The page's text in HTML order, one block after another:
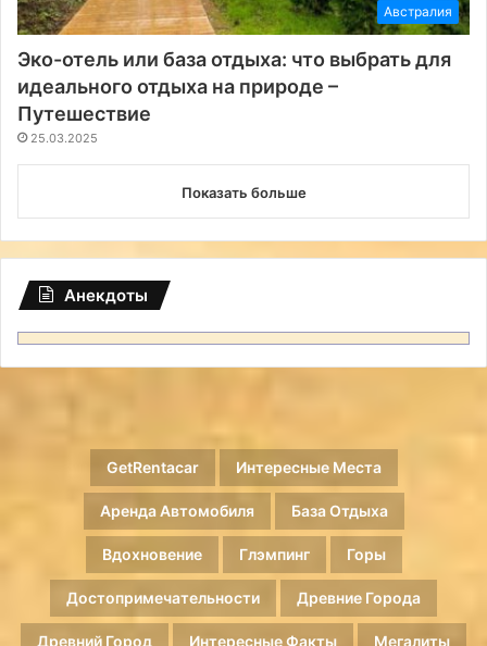
Австралия
Эко-отель или база отдыха: что выбрать для
идеального отдыха на природе –
Путешествие
25.03.2025
Показать больше
Анекдоты
GetRentacar Интересные Места
Аренда Автомобиля База Отдыха
Вдохновение Глэмпинг Горы
Достопримечательности Древние Города
Древний Город Интересные Факты Мегалиты